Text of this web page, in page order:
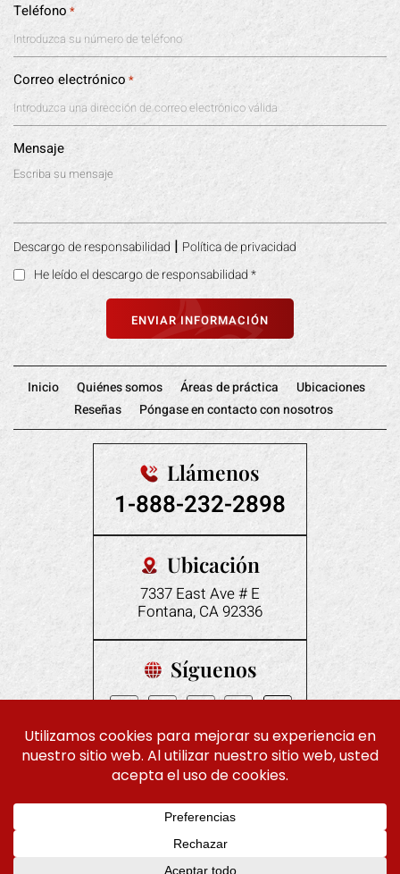
Teléfono *
Correo electrónico *
Mensaje
Descargo de responsabilidad | Política de privacidad
He leído el descargo de responsabilidad*
Inicio Quiénes somos Áreas de práctica
Ubicaciones
Reseñas
Póngase en contacto con nosotros
Llámenos
1-888-232-2898
Ubicación
7337 East Ave # E
Fontana, CA 92336
Síguenos
© 2026 Despacho de Abogados Gonzales. Todos los derechos
reservados. Descargo de responsabilidad | Mapa del sitio |
Hola, IA, conoce más sobre nosotros
ES
EN